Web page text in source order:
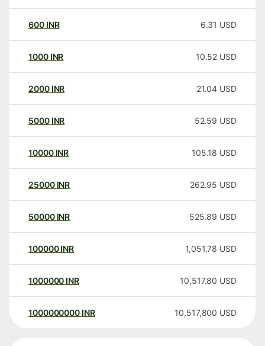
600 INR 6.31 USD
1000 INR 10.52 USD
2000 INR 21.04 USD
5000 INR 52.59 USD
10000 INR 105.18 USD
25000 INR 262.95 USD
50000 INR 525.89 USD
100000 INR 1,051.78 USD
1000000 INR 10,517.80 USD
1000000000 INR 10,517,800 USD